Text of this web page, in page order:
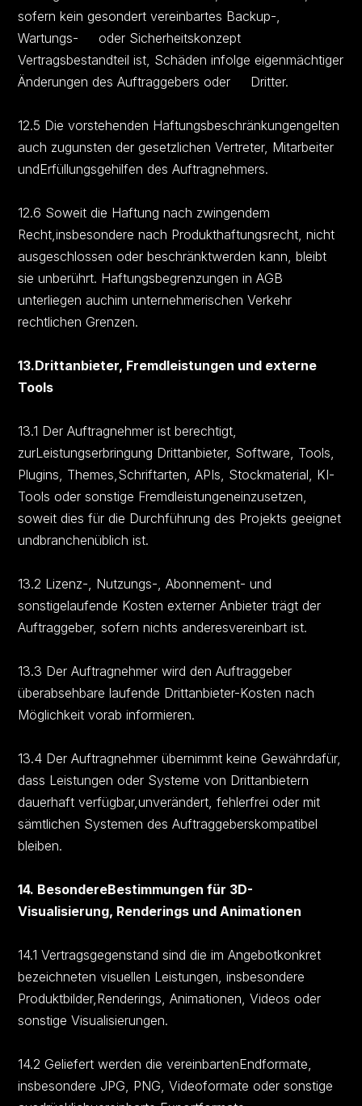
sofern kein gesondert vereinbartes Backup-,
Wartungs- oder Sicherheitskonzept
Vertragsbestandteil ist, Schäden infolge eigenmächtiger
Änderungen des Auftraggebers oder Dritter.
12.5 Die vorstehenden Haftungsbeschränkungengelten
auch zugunsten der gesetzlichen Vertreter, Mitarbeiter
undErfüllungsgehilfen des Auftragnehmers.
12.6 Soweit die Haftung nach zwingendem
Recht,insbesondere nach Produkthaftungsrecht, nicht
ausgeschlossen oder beschränktwerden kann, bleibt
sie unberührt. Haftungsbegrenzungen in AGB
unterliegen auchim unternehmerischen Verkehr
rechtlichen Grenzen.
13.Drittanbieter, Fremdleistungen und externe
Tools
13.1 Der Auftragnehmer ist berechtigt,
zurLeistungserbringung Drittanbieter, Software, Tools,
Plugins, Themes,Schriftarten, APIs, Stockmaterial, KI-
Tools oder sonstige Fremdleistungeneinzusetzen,
soweit dies für die Durchführung des Projekts geeignet
undbranchenüblich ist.
13.2 Lizenz-, Nutzungs-, Abonnement- und
sonstigelaufende Kosten externer Anbieter trägt der
Auftraggeber, sofern nichts anderesvereinbart ist.
13.3 Der Auftragnehmer wird den Auftraggeber
überabsehbare laufende Drittanbieter-Kosten nach
Möglichkeit vorab informieren.
13.4 Der Auftragnehmer übernimmt keine Gewährdafür,
dass Leistungen oder Systeme von Drittanbietern
dauerhaft verfügbar,unverändert, fehlerfrei oder mit
sämtlichen Systemen des Auftraggeberskompatibel
bleiben.
14. BesondereBestimmungen für 3D-
Visualisierung, Renderings und Animationen
14.1 Vertragsgegenstand sind die im Angebotkonkret
bezeichneten visuellen Leistungen, insbesondere
Produktbilder,Renderings, Animationen, Videos oder
sonstige Visualisierungen.
14.2 Geliefert werden die vereinbartenEndformate,
insbesondere JPG, PNG, Videoformate oder sonstige